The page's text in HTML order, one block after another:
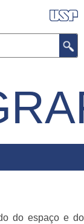
do espaço e do